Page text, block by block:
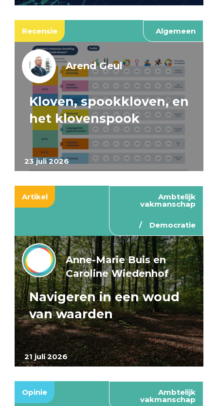
Recensie Algemeen
23 juli 2026
Arend Geul
Kloven, spookkloven, en
het klovenspook
Artikel Ambtelijk
vakmanschap
Democratie
21 juli 2026
Anne-Marie Buis en
Caroline Wiedenhof
Navigeren in een woud
van waarden
Opinie Ambtelijk
vakmanschap